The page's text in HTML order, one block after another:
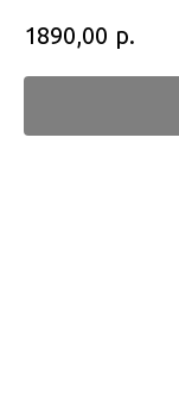
1890,00 р.